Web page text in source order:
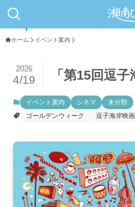
ホーム イベント案内
「第15回逗
2026
4/19
イベント案内 シネマ
未分類
ゴールデンウィーク
逗子海岸映